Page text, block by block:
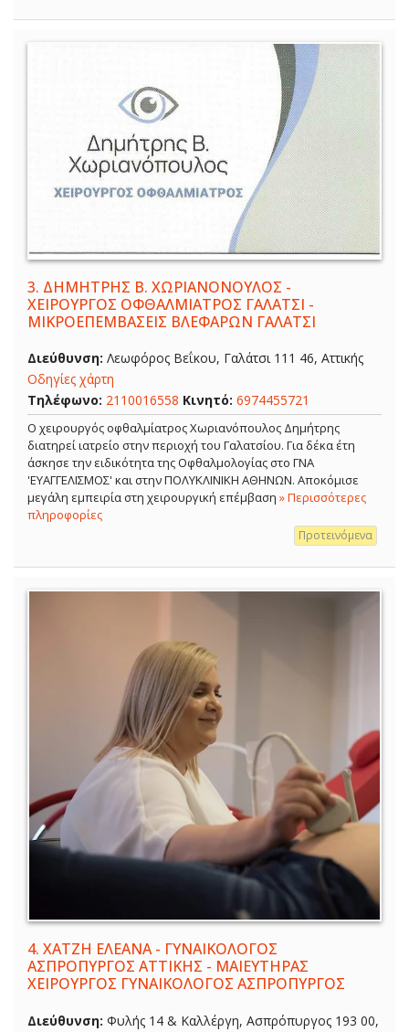
3. ΔΗΜΗΤΡΗΣ Β. ΧΩΡΙΑΝΟΝΟΥΛΟΣ -
ΧΕΙΡΟΥΡΓΟΣ ΟΦΘΑΛΜΙΑΤΡΟΣ ΓΑΛΑΤΣΙ -
ΜΙΚΡΟΕΠΕΜΒΑΣΕΙΣ ΒΛΕΦΑΡΩΝ ΓΑΛΑΤΣΙ
Διεύθυνση: Λεωφόρος Βεΐκου, Γαλάτσι 111 46, Αττικής
Οδηγίες χάρτη
Τηλέφωνο: 2110016558 Κινητό: 6974455721
Ο χειρουργός οφθαλμίατρος Χωριανόπουλος Δημήτρης
διατηρεί ιατρείο στην περιοχή του Γαλατσίου. Για δέκα έτη
άσκησε την ειδικότητα της Οφθαλμολογίας στο ΓΝΑ
'ΕΥΑΓΓΕΛΙΣΜΟΣ' και στην ΠΟΛΥΚΛΙΝΙΚΗ ΑΘΗΝΩΝ. Αποκόμισε
μεγάλη εμπειρία στη χειρουργική επέμβαση » Περισσότερες
πληροφορίες
Προτεινόμενα
4. ΧΑΤΖΗ ΕΛΕΑΝΑ - ΓΥΝΑΙΚΟΛΟΓΟΣ
ΑΣΠΡΟΠΥΡΓΟΣ ΑΤΤΙΚΗΣ - ΜΑΙΕΥΤΗΡΑΣ
ΧΕΙΡΟΥΡΓΟΣ ΓΥΝΑΙΚΟΛΟΓΟΣ ΑΣΠΡΟΠΥΡΓΟΣ
Διεύθυνση: Φυλής 14 & Καλλέργη, Ασπρόπυργος 193 00,